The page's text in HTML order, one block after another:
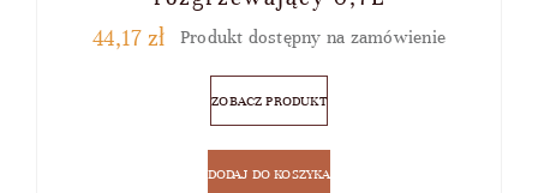
44,17 zł Produkt dostępny na zamówienie
ZOBACZ PRODUKT
DODAJ DO KOSZYKA